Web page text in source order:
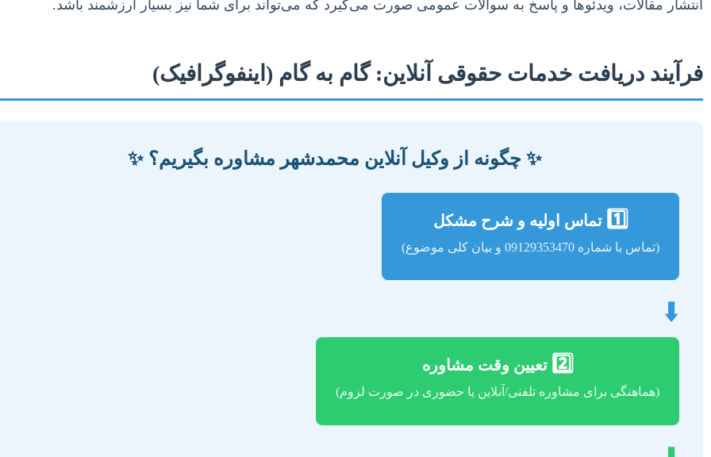
انتشار مقالات، ویدئوها و پاسخ به سوالات عمومی صورت می‌گیرد که می‌تواند برای شما نیز بسیار ارزشمند باشد.
فرآیند دریافت خدمات حقوقی آنلاین: گام به گام (اینفوگرافیک)
✨ چگونه از وکیل آنلاین محمدشهر مشاوره بگیریم؟ ✨
1️⃣ تماس اولیه و شرح مشکل
(تماس با شماره 09129353470 و بیان کلی موضوع)
⬇️
2️⃣ تعیین وقت مشاوره
(هماهنگی برای مشاوره تلفنی/آنلاین یا حضوری در صورت لزوم)